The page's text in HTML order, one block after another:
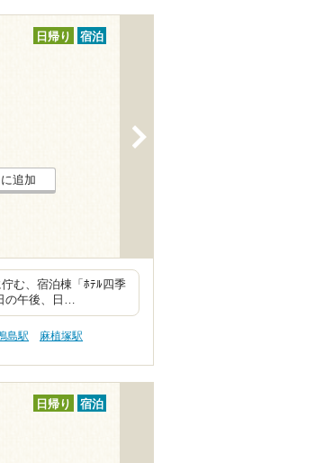
日帰り 宿泊
追加
む、宿泊棟「ﾎﾃﾙ四季
の午後、日…
島駅
麻植塚駅
日帰り 宿泊